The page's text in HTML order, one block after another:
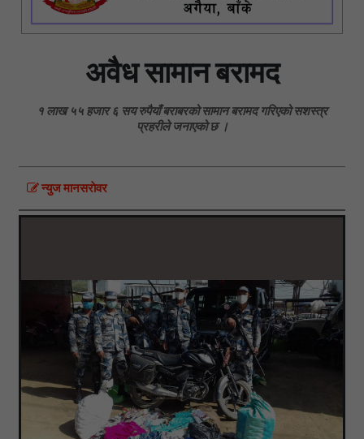
अवैध सामान बरामद
१ लाख ५५ हजार ६ सय रुपैयाँ बराबरको सामान बरामद गरिएको सशस्त्र
प्रहरीले जनाएको छ ।
न्युज मानसराेवर